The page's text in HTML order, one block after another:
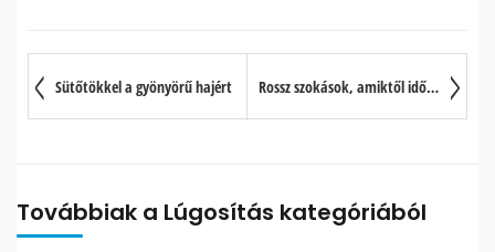
Sütőtökkel a gyönyörű hajért Rossz szokások, amiktől idősebbnek látszik a koránál
Továbbiak a Lúgosítás kategóriából